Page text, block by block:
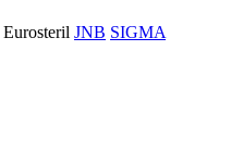
Eurosteril JNB SIGMA